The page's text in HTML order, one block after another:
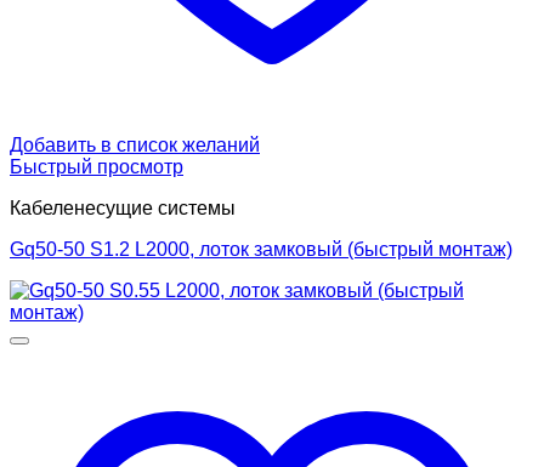
Добавить в список желаний
Быстрый просмотр
Кабеленесущие системы
Gq50-50 S1.2 L2000, лоток замковый (быстрый монтаж)